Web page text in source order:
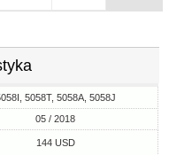
5058T, 5058A, 5058J
05 / 2018
144 USD